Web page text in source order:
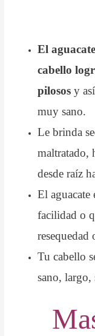
El
cabello
pilosos y
muy sano.
Le brinda
maltratado,
desde raíz
El aguacate
facilidad o
Tu cabello
sano,